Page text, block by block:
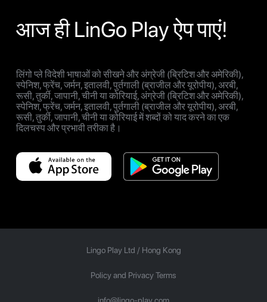
आज ही LinGo Play ऐप पाएं!
लिंगो प्ले विदेशी भाषाओं को सीखने और अंग्रेजी (ब्रिटिश और अमेरिकी),
स्पेनिश, फ्रेंच, जर्मन, इतालवी, पुर्तगाली (ब्राजील और यूरोपीय), अरबी,
रूसी, तुर्की, जापानी, चीनी या कोरियाई, अंग्रेजी (ब्रिटिश और अमेरिकी),
स्पेनिश, फ्रेंच, जर्मन, इतालवी, पुर्तगाली (ब्राजील और यूरोपीय), अरबी,
रूसी, तुर्की, जापानी, चीनी या कोरियाई में शब्दों को याद करने का एक
दिलचस्प और प्रभावी तरीका है।
Lingo Play Ltd / Hong Kong
Policy and Privacy Terms